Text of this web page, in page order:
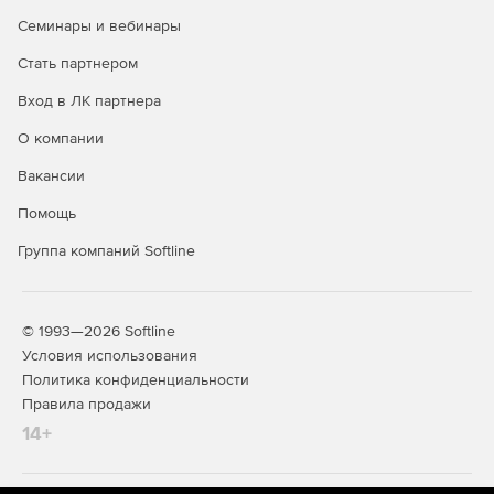
ускорять и упрощать выполнение ежедневных задач,
задачами. Здесь в одном блоке можно видеть все
проектов данный блок удобен в плане постановки и
организовывать семинары или презентации,
виртуальные встречи с возможностью показа слайдов
или других материалов. Позволяет проводить аудио-
Семинары и вебинары
Стать партнером
Вход в ЛК партнера
О компании
Вакансии
Помощь
Группа компаний Softline
© 1993—2026 Softline
Условия использования
Политика конфиденциальности
Правила продажи
14+